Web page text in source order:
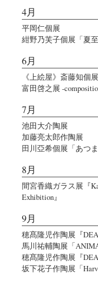
4月
平岡仁個展
紺野乃芙子個展「夏至
6月
《上絵屋》斎藤知個展
富田啓之展 -
7月
池田大介陶展
加藤亮太郎作陶展
田川亞希個展「あつ
8月
間宮香織ガラス展『
Exhibition』
9月
穂髙隆児作陶展『
馬川祐輔陶展「
穂髙隆児作陶展『
坂下花子作陶展「